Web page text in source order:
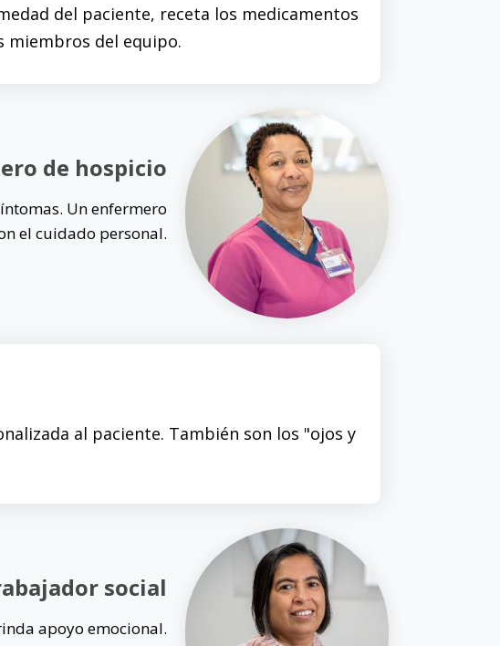
del paciente, receta los medicamentos
miembros del equipo.
de hospicio
Un enfermero
el cuidado personal.
al paciente. También son los "ojos y
social
apoyo emocional.